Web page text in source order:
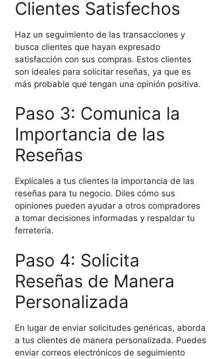
Clientes Satisfechos
Haz un seguimiento de las transacciones y
busca clientes que hayan expresado
satisfacción con sus compras. Estos clientes
son ideales para solicitar reseñas, ya que es
más probable que tengan una opinión positiva.
Paso 3: Comunica la
Importancia de las
Reseñas
Explícales a tus clientes la importancia de las
reseñas para tu negocio. Diles cómo sus
opiniones pueden ayudar a otros compradores
a tomar decisiones informadas y respaldar tu
ferretería.
Paso 4: Solicita
Reseñas de Manera
Personalizada
En lugar de enviar solicitudes genéricas, aborda
a tus clientes de manera personalizada. Puedes
enviar correos electrónicos de seguimiento